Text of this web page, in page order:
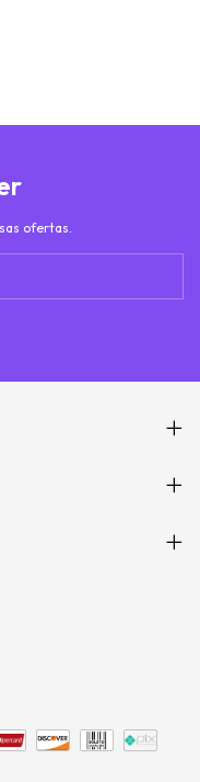
ofertas.